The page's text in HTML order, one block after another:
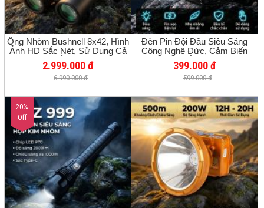
Ống Nhòm Bushnell 8x42, Hình
Ảnh HD Sắc Nét, Sử Dụng Cả
Ban Ngày Và Ánh Sáng Yếu, Soi
Tổ Ong
2.999.000 đ
6.990.000 đ
Đèn Pin Đội Đầu Siêu Sáng
Công Nghệ Đức, Cảm Biến
Thông Minh, Ánh Sáng Mạnh,
Phù Hợp Sửa Chữa, Câu Cá
Ban Đêm, Sử Dụng Pin Lithium
399.000 đ
599.000 đ
20%
Off